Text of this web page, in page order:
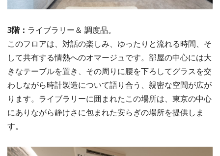
3階： ライブラリー＆ 調度品。
このフロアは、対話の楽しみ、ゆったりと流れる時間、そ
して共有する情熱へのオマージュです。部屋の中心には大
きなテーブルを置き、その周りに腰を下ろしてグラスを交
わしながら時計製造について語り合う、親密な空間が広が
ります。ライブラリーに囲まれたこの場所は、東京の中心
にありながら静けさに包まれた安らぎの場所を提供しま
す。